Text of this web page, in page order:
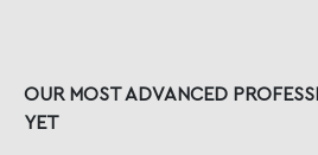
OUR MOST ADVANCED
YET